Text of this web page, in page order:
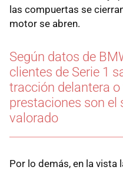
las compuertas se
motor se abren.
Según datos de
clientes de Serie 1
tracción delantera o
prestaciones son
valorado
Por lo demás, en la vista